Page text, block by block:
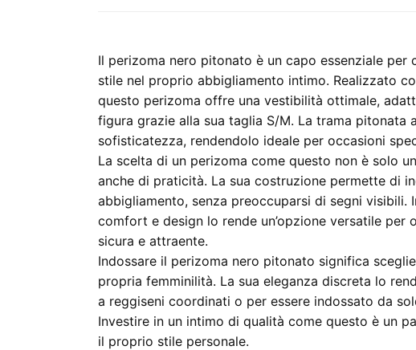
Il perizoma nero pitonato è un capo essenziale per
stile nel proprio abbigliamento intimo. Realizzato
questo perizoma offre una vestibilità ottimale,
figura grazie alla sua taglia S/M. La trama pitonata
sofisticatezza, rendendolo ideale per occasioni
La scelta di un perizoma come questo non è solo
anche di praticità. La sua costruzione permette di
abbigliamento, senza preoccuparsi di segni visibili.
comfort e design lo rende un’opzione versatile per
sicura e attraente.
Indossare il perizoma nero pitonato significa
propria femminilità. La sua eleganza discreta lo
a reggiseni coordinati o per essere indossato da
Investire in un intimo di qualità come questo è un
il proprio stile personale.